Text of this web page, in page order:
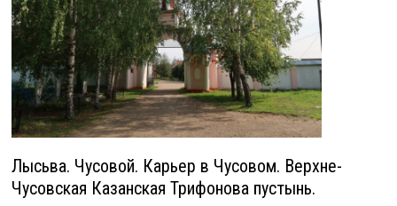
Лысьва. Чусовой. Карьер в Чусовом. Верхне-
Чусовская Казанская Трифонова пустынь.